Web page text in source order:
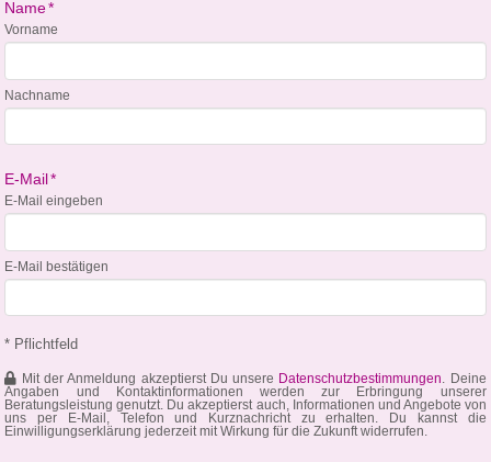
Name*
Vorname
Nachname
E-Mail*
E-Mail eingeben
E-Mail bestätigen
* Pflichtfeld
Mit der Anmeldung akzeptierst Du unsere Datenschutzbestimmungen. Deine
Angaben und Kontaktinformationen werden zur Erbringung unserer
Beratungsleistung genutzt. Du akzeptierst auch, Informationen und Angebote von
uns per E-Mail, Telefon und Kurznachricht zu erhalten. Du kannst die
Einwilligungserklärung jederzeit mit Wirkung für die Zukunft widerrufen.